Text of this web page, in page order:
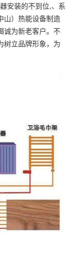
安装的不到位,、系
山）热能设备制造
诚为新老客户。不
树立品牌形象，为